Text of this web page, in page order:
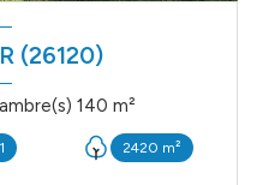
(26120)
Villa 5 pièce(s) 5 chambre(s) 140 m²
1 2420 m²